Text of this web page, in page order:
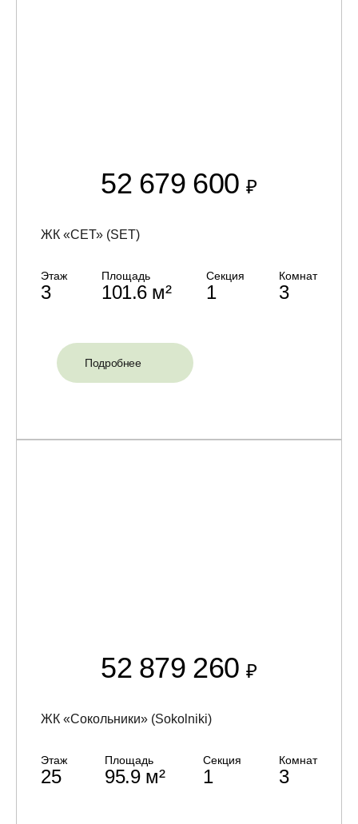
52 679 600₽
ЖК «СЕТ» (SET)
Этаж
3
Площадь
101.6 м²
Секция
1
Комнат
3
Подробнее
52 879 260₽
ЖК «Сокольники» (Sokolniki)
Этаж
25
Площадь
95.9 м²
Секция
1
Комнат
3